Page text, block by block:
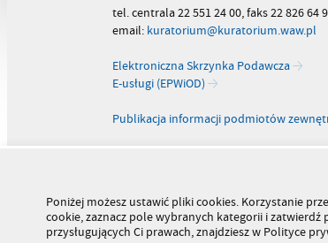
tel. centrala 22 551 24 00, faks 22 826 64
email: kuratorium@kuratorium.waw.pl
Elektroniczna Skrzynka Podawcza
E-usługi (EPWiOD)
Publikacja informacji podmiotów
Poniżej możesz ustawić pliki cookies. Korzystanie
cookie, zaznacz pole wybranych kategorii i zatwierdź
przysługujących Ci prawach, znajdziesz w Polityce